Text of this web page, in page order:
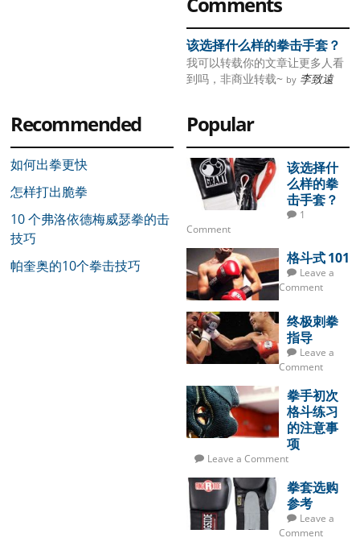
该选择什么样的拳击手套？
我可以转载你的文章让更多人看
到吗，非商业转载~ by 李致遠
Recommended
如何出拳更快
怎样打出脆拳
10 个弗洛依德梅威瑟拳的击
技巧
帕奎奥的10个拳击技巧
Popular
该选择什
么样的拳
击手套？
1
Comment
格斗式 101
Leave a
Comment
终极刺拳
指导
Leave a
Comment
拳手初次
格斗练习
的注意事
项
Leave a Comment
拳套选购
参考
Leave a
Comment